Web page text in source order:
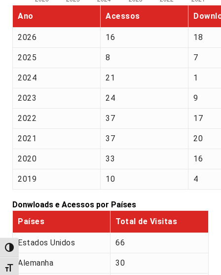
Alternar alto contraste
Alternar tamanho da fonte
Ano Acessos
2026 16 18
2025 8 7
2024 21 1
2023 24 9
2022 37 17
2021 37 20
2020 33 16
2019 10 4
Donwloads e Acessos por Países
Países
Total de Visitas
Estados Unidos 66
Alemanha 30